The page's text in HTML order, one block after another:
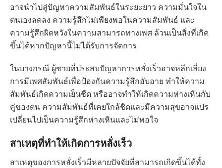
อาจนำไปสู่ปัญหาความสัมพันธ์ในระยะยาว ความมั่นใจใน
ตนเองลดลง ความรู้สึกไม่เพียงพอในความสัมพันธ์ และ
ความรู้สึกผิดหวังในความสามารถทางเพศ ล้วนเป็นสิ่งที่เกิด
ขึ้นได้หากปัญหานี้ไม่ได้รับการจัดการ
ในบางกรณี ผู้ชายที่ประสบปัญหาการหลั่งเร็วอาจหลีกเลี่ยง
การมีเพศสัมพันธ์เพื่อป้องกันความรู้สึกอับอาย ทำให้ความ
สัมพันธ์เกิดความเย็นชืด หรืออาจทำให้เกิดความห่างเหินกับ
คู่ของตน ความสัมพันธ์ที่เคยใกล้ชิดและมีความสุขอาจแปร
เปลี่ยนไปเป็นความรู้สึกห่างเหินและไม่พอใจ
สาเหตุที่ทำให้เกิดการหลั่งเร็ว
สาเหตุของการหลั่งเร็วมีหลายปัจจัยที่สามารถเกิดขึ้นได้ทั้ง